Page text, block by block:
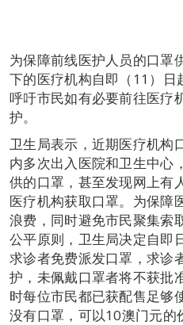
为保障前线医护人员的口罩
下的医疗机构自即（11）日
呼吁市民如有必要前往医疗
护。
卫生局表示，近期医疗机构
内多次出入医院和卫生中心
供的口罩，甚至发现网上有
医疗机构获取口罩。为保障
浪费，同时避免市民聚集索
公平原则，卫生局决定自即
求诊者免费派发口罩，求诊
护，未佩戴口罩者将不获批
时每位市民都已获配售足够
没有口罩，可以10澳门元的